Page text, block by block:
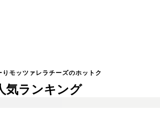
りモッツァレラチーズのホットク
気ランキング